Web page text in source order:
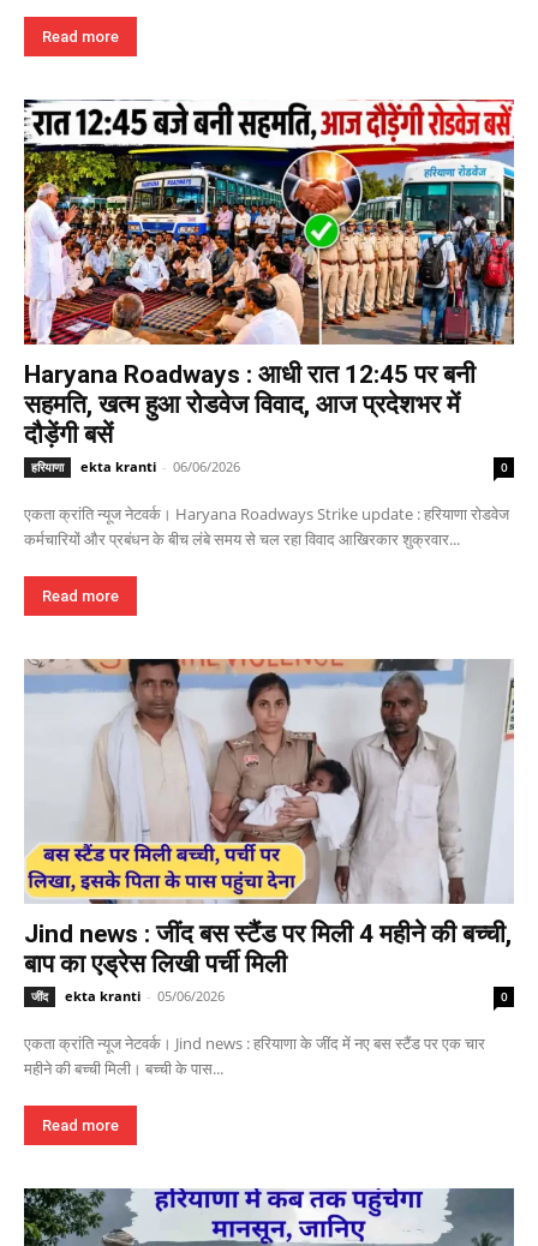
Read more
Haryana Roadways : आधी रात 12:45 पर बनी
सहमति, खत्म हुआ रोडवेज विवाद, आज प्रदेशभर में
दौड़ेंगी बसें
हरियाणा ekta kranti - 06/06/2026 0
एकता क्रांति न्यूज नेटवर्क। Haryana Roadways Strike update : हरियाणा रोडवेज
कर्मचारियों और प्रबंधन के बीच लंबे समय से चल रहा विवाद आखिरकार शुक्रवार...
Read more
Jind news : जींद बस स्टैंड पर मिली 4 महीने की बच्ची,
बाप का एड्रेस लिखी पर्ची मिली
जींद ekta kranti - 05/06/2026 0
एकता क्रांति न्यूज नेटवर्क। Jind news : हरियाणा के जींद में नए बस स्टैंड पर एक चार
महीने की बच्ची मिली। बच्ची के पास...
Read more